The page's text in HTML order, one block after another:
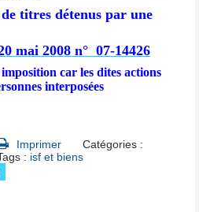
titres détenus par une
mai 2008 n° 07-14426
car les dites actions
interposées
Imprimer
Catégories :
: isf et biens